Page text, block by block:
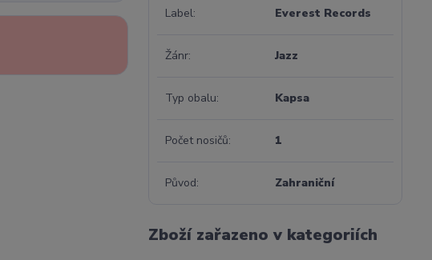
Label Everest Records
Žánr Jazz
Typ obalu Kapsa
Počet nosičů 1
Původ Zahraniční
Zboží zařazeno v kategoriích